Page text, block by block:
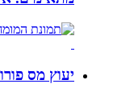
יעוץ מס פורום